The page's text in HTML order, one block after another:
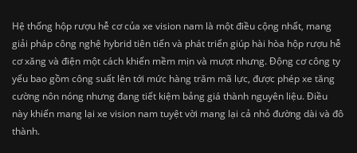
Hệ thống hộp rượu hễ cơ của xe vision nam là một điều cộng nhất, mang
giải pháp công nghệ hybrid tiên tiến và phát triển giúp hài hòa hộp rượu hễ
cơ xăng và điện một cách khiến mềm mịn và mượt nhưng. Động cơ công ty
yếu bao gồm công suất lên tới mức hàng trăm mã lực, được phép xe tăng
cường nôn nóng nhưng đang tiết kiệm bảng giá thành nguyên liệu. Điều
này khiến mang lại xe vision nam tuyệt vời mang lại cả nhỏ đường dài và đô
thành.